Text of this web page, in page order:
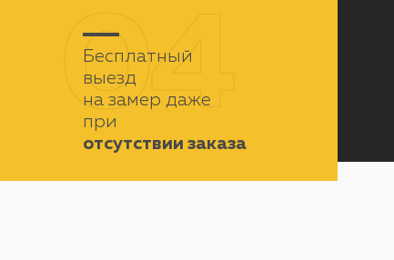
04
Бесплатный
выезд
на замер даже
при
отсутствии заказа